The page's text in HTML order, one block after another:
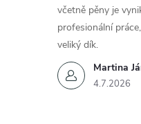
Martina
4.7.2026
včetně pěny je
profesionální
veliký dík.